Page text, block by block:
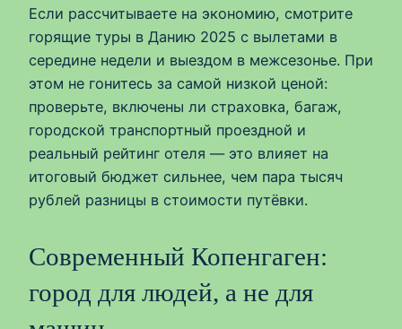
Если рассчитываете на экономию, смотрите
горящие туры в Данию 2025 с вылетами в
середине недели и выездом в межсезонье. При
этом не гонитесь за самой низкой ценой:
проверьте, включены ли страховка, багаж,
городской транспортный проездной и
реальный рейтинг отеля — это влияет на
итоговый бюджет сильнее, чем пара тысяч
рублей разницы в стоимости путёвки.
Современный Копенгаген:
город для людей, а не для